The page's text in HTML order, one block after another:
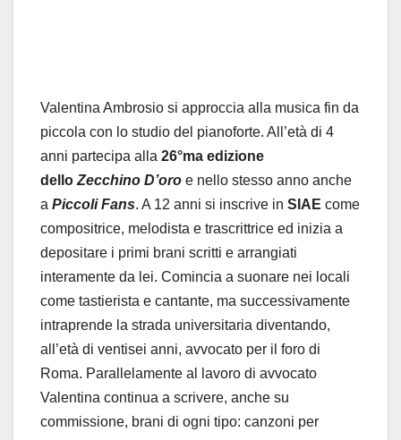
Valentina Ambrosio si approccia alla musica fin da
piccola con lo studio del pianoforte. All’età di 4
anni partecipa alla 26°ma edizione
dello Zecchino D’oro e nello stesso anno anche
a Piccoli Fans. A 12 anni si inscrive in SIAE come
compositrice, melodista e trascrittrice ed inizia a
depositare i primi brani scritti e arrangiati
interamente da lei. Comincia a suonare nei locali
come tastierista e cantante, ma successivamente
intraprende la strada universitaria diventando,
all’età di ventisei anni, avvocato per il foro di
Roma. Parallelamente al lavoro di avvocato
Valentina continua a scrivere, anche su
commissione, brani di ogni tipo: canzoni per